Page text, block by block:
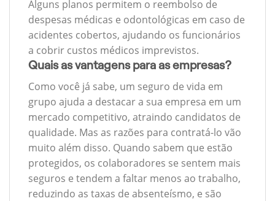
Alguns planos permitem o reembolso de
despesas médicas e odontológicas em caso de
acidentes cobertos, ajudando os funcionários
a cobrir custos médicos imprevistos.
Quais as vantagens para as empresas?
Como você já sabe, um seguro de vida em
grupo ajuda a destacar a sua empresa em um
mercado competitivo, atraindo candidatos de
qualidade. Mas as razões para contratá-lo vão
muito além disso. Quando sabem que estão
protegidos, os colaboradores se sentem mais
seguros e tendem a faltar menos ao trabalho,
reduzindo as taxas de absenteísmo, e são